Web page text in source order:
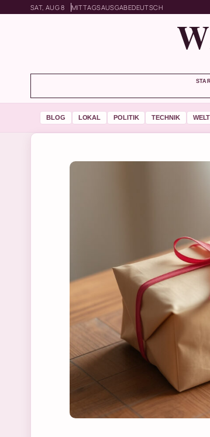
SAT, AUG 8 MITTAGSAUSGABEDEUTSCH
BLOG LOKAL POLITIK TECHNIK WELT